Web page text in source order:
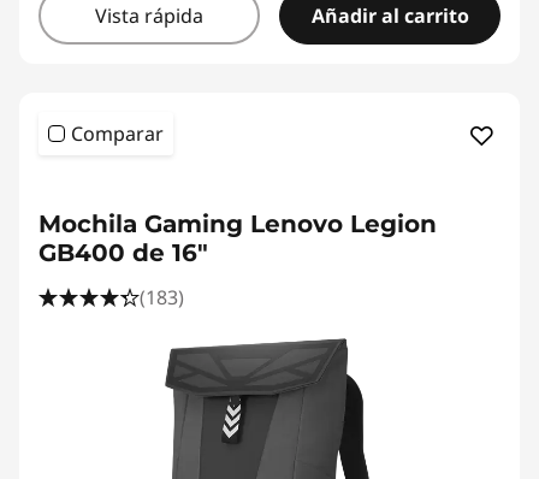
Vista rápida Añadir al carrito
Comparar
Mochila Gaming Lenovo Legion
GB400 de 16"
(183)